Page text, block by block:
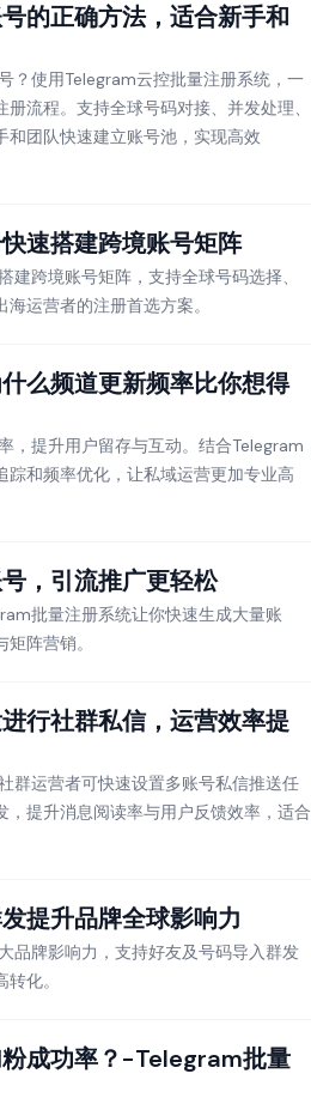
的正确方法，适合新手和
？使用Telegram云控批量注册系统，一
流程。支持全球号码对接、并发处理、
和团队快速建立账号池，实现高效
速搭建跨境账号矩阵
跨境账号矩阵，支持全球号码选择、
运营者的注册首选方案。
么频道更新频率比你想得
，提升用户留存与互动。结合Telegram
踪和频率优化，让私域运营更加专业高
，引流推广更轻松
批量注册系统让你快速生成大量账
阵营销。
行社群私信，运营效率提
群运营者可快速设置多账号私信推送任
，提升消息阅读率与用户反馈效率，适合
提升品牌全球影响力
品牌影响力，支持好友及号码导入群发
化。
成功率？-Telegram批量